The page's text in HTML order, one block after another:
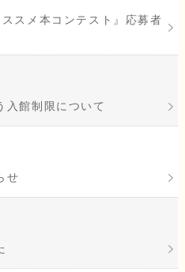
スメ本コンテスト』応募者
入館制限について
せ